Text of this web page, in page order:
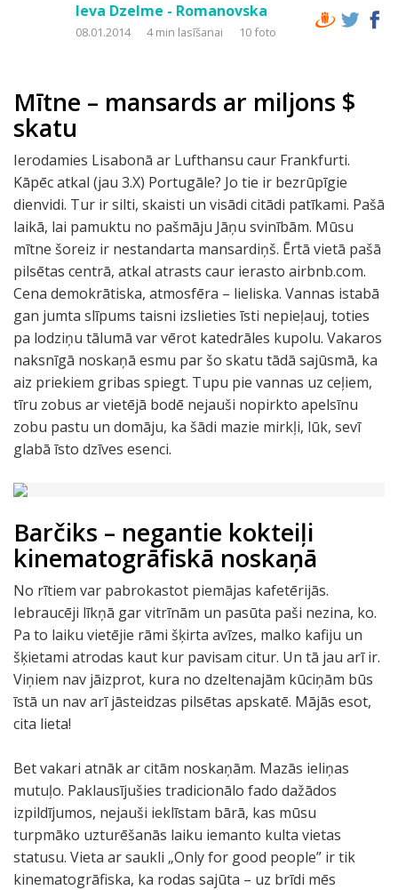
Ieva Dzelme - Romanovska
08.01.2014 4 min lasīšanai 10 foto
Mītne – mansards ar miljons $
skatu
Ierodamies Lisabonā ar Lufthansu caur Frankfurti.
Kāpēc atkal (jau 3.X) Portugāle? Jo tie ir bezrūpīgie
dienvidi. Tur ir silti, skaisti un visādi citādi patīkami. Pašā
laikā, lai pamuktu no pašmāju Jāņu svinībām. Mūsu
mītne šoreiz ir nestandarta mansardiņš. Ērtā vietā pašā
pilsētas centrā, atkal atrasts caur ierasto airbnb.com.
Cena demokrātiska, atmosfēra – lieliska. Vannas istabā
gan jumta slīpums taisni izslieties īsti nepieļauj, toties
pa lodziņu tālumā var vērot katedrāles kupolu. Vakaros
naksnīgā noskaņā esmu par šo skatu tādā sajūsmā, ka
aiz priekiem gribas spiegt. Tupu pie vannas uz ceļiem,
tīru zobus ar vietējā bodē nejauši nopirkto apelsīnu
zobu pastu un domāju, ka šādi mazie mirkļi, lūk, sevī
glabā īsto dzīves esenci.
Barčiks – negantie kokteiļi
kinematogrāfiskā noskaņā
No rītiem var pabrokastot piemājas kafetērijās.
Iebraucēji līkņā gar vitrīnām un pasūta paši nezina, ko.
Pa to laiku vietējie rāmi šķirta avīzes, malko kafiju un
šķietami atrodas kaut kur pavisam citur. Un tā jau arī ir.
Viņiem nav jāizprot, kura no dzeltenajām kūciņām būs
īstā un nav arī jāsteidzas pilsētas apskatē. Mājās esot,
cita lieta!
Bet vakari atnāk ar citām noskaņām. Mazās ieliņas
mutuļo. Paklausījušies tradicionālo fado dažādos
izpildījumos, nejauši ieklīstam bārā, kas mūsu
turpmāko uzturēšanās laiku iemanto kulta vietas
statusu. Vieta ar saukli „Only for good people” ir tik
kinematogrāfiska, ka rodas sajūta – uz brīdi mēs